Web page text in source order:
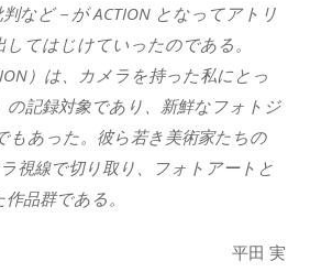
など－が ACTION となってアトリ
てはじけていったのである。
）は、カメラを持った私にとっ
の記録対象であり、新鮮なフォトジ
もあった。彼ら若き美術家たちの
視線で切り取り、フォトアートと
品群である。
平田 実